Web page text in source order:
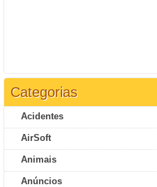
Categorias
Acidentes
AirSoft
Animais
Anúncios